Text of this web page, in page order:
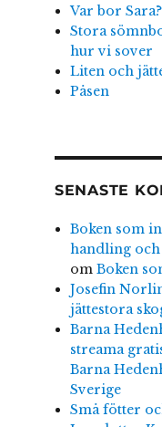
Var bor Sara?
Stora
hur vi sover
Liten och
Påsen
SENASTE
Boken som
handling och
omBoken
Josefin
jättestora
Barna
streama
Barna
Sverige
Små fötter